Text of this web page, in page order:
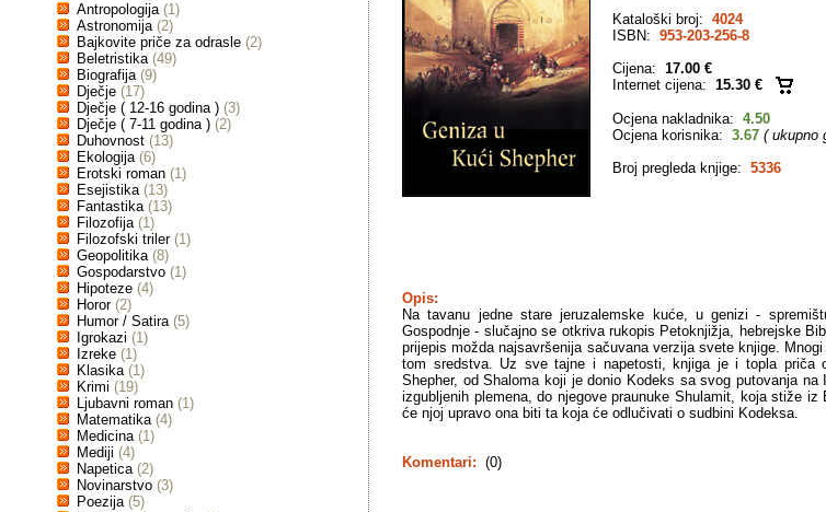
Antropologija (1)
Astronomija (2)
Bajkovite priče za odrasle (2)
Beletristika (49)
Biografija (9)
Dječje (17)
Dječje ( 12-16 godina ) (3)
Dječje ( 7-11 godina ) (2)
Duhovnost (13)
Ekologija (6)
Erotski roman (1)
Esejistika (13)
Fantastika (13)
Filozofija (1)
Filozofski triler (1)
Geopolitika (8)
Gospodarstvo (1)
Hipoteze (4)
Horor (2)
Humor / Satira (5)
Igrokazi (1)
Izreke (1)
Klasika (1)
Krimi (19)
Ljubavni roman (1)
Matematika (4)
Medicina (1)
Mediji (4)
Napetica (2)
Novinarstvo (3)
Poezija (5)
Kataloški broj: 4024
ISBN: 953-203-256-8
Cijena: 17.00 €
Internet cijena: 15.30 €
Ocjena nakladnika: 4.50
Ocjena korisnika: 3.67 ( ukupno
Broj pregleda knjige: 5336
Opis:
Na tavanu jedne stare jeruzalemske kuće, u genizi -
Gospodnje - slučajno se otkriva rukopis Petoknjižja, hebrejske
prijepis možda najsavršenija sačuvana verzija svete knjige.
tom sredstva. Uz sve tajne i napetosti, knjiga je i topla priča
Shepher, od Shaloma koji je donio Kodeks sa svog putovanja
izgubljenih plemena, do njegove praunuke Shulamit, koja stiže
će njoj upravo ona biti ta koja će odlučivati o sudbini Kodeksa.
Komentari: (0)